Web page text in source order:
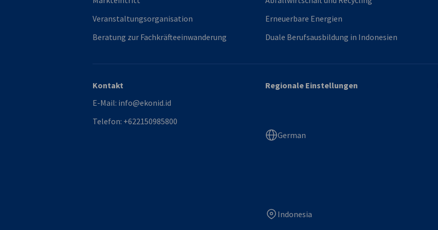
Veranstaltungsorganisation
Beratung zur Fachkräfteeinwanderung
Erneuerbare Energien
Duale Berufsausbildung in Indonesien
Kontakt
E-Mail: info@ekonid.id
Telefon: +622150985800
Regionale Einstellungen
German
Indonesia